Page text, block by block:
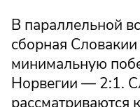
В параллельной
сборная
минимальную
Норвегии — 2:1.